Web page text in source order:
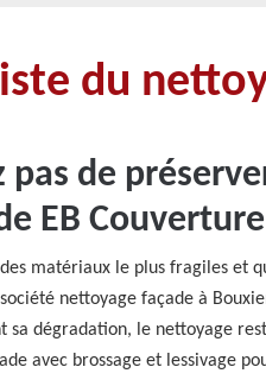
du
pas de
EB
matériaux le plus fragiles et
nettoyage façade à
sa dégradation, le nettoyage
avec brossage et lessivage